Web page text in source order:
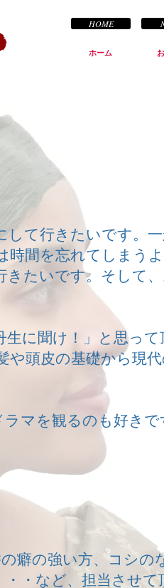
HOME
ホーム
て行きたいです。
間を忘れてしまう
たいです。そして
に聞け！」と思っ
頭皮の基礎から現
マを観るのも好き
癖の強い方、コシの
・など、担当させて